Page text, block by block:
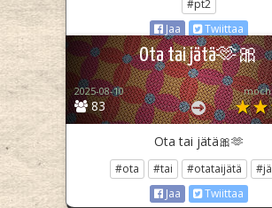
#pt2
Jaa
Twiittaa
Ota tai jätä🫶🎀
83
2025-08-10
Ota tai jätä🎀🫶
#ota #tai #otataijätä
Jaa
Twiittaa